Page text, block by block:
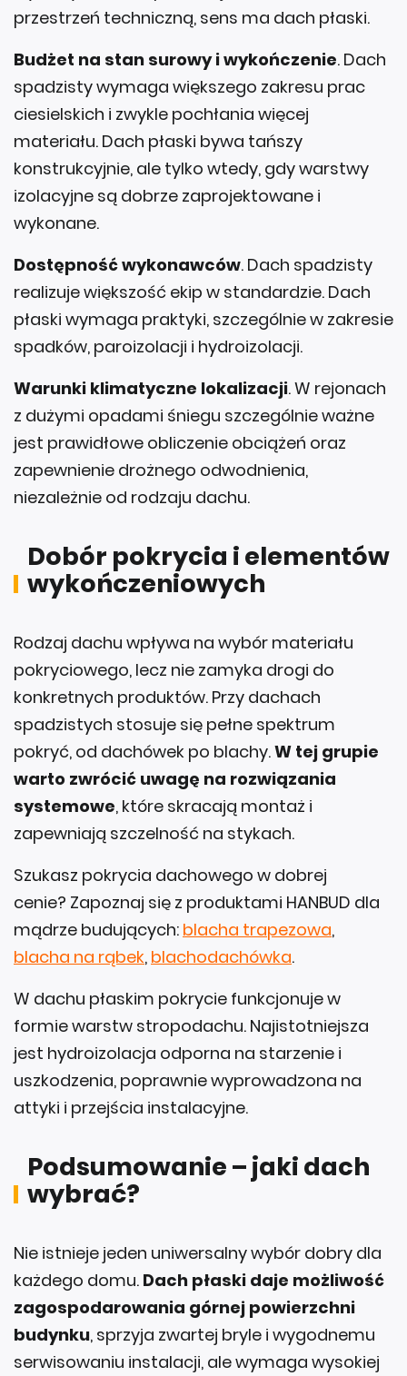
przestrzeń techniczną, sens ma dach płaski.
Budżet na stan surowy i wykończenie. Dach
spadzisty wymaga większego zakresu prac
ciesielskich i zwykle pochłania więcej
materiału. Dach płaski bywa tańszy
konstrukcyjnie, ale tylko wtedy, gdy warstwy
izolacyjne są dobrze zaprojektowane i
wykonane.
Dostępność wykonawców. Dach spadzisty
realizuje większość ekip w standardzie. Dach
płaski wymaga praktyki, szczególnie w zakresie
spadków, paroizolacji i hydroizolacji.
Warunki klimatyczne lokalizacji. W rejonach
z dużymi opadami śniegu szczególnie ważne
jest prawidłowe obliczenie obciążeń oraz
zapewnienie drożnego odwodnienia,
niezależnie od rodzaju dachu.
Dobór pokrycia i elementów
wykończeniowych
Rodzaj dachu wpływa na wybór materiału
pokryciowego, lecz nie zamyka drogi do
konkretnych produktów. Przy dachach
spadzistych stosuje się pełne spektrum
pokryć, od dachówek po blachy.W tej grupie
warto zwrócić uwagę na rozwiązania
systemowe, które skracają montaż i
zapewniają szczelność na stykach.
Szukasz pokrycia dachowego w dobrej
cenie? Zapoznaj się z produktami HANBUD dla
mądrze budujących: blacha trapezowa,
blacha na rąbek, blachodachówka.
W dachu płaskim pokrycie funkcjonuje w
formie warstw stropodachu. Najistotniejsza
jest hydroizolacja odporna na starzenie i
uszkodzenia, poprawnie wyprowadzona na
attyki i przejścia instalacyjne.
Podsumowanie – jaki dach
wybrać?
Nie istnieje jeden uniwersalny wybór dobry dla
każdego domu. Dach płaski daje możliwość
zagospodarowania górnej powierzchni
budynku, sprzyja zwartej bryle i wygodnemu
serwisowaniu instalacji, ale wymaga wysokiej